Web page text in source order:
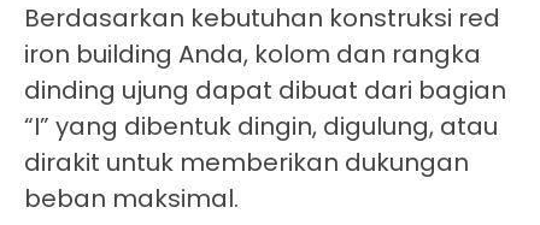
Berdasarkan kebutuhan konstruksi red
iron building Anda, kolom dan rangka
dinding ujung dapat dibuat dari bagian
“I” yang dibentuk dingin, digulung, atau
dirakit untuk memberikan dukungan
beban maksimal.